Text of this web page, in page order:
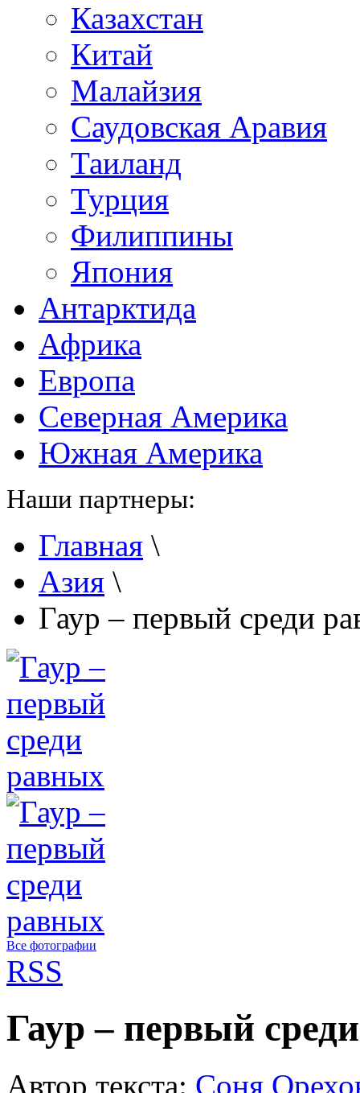
Казахстан
Китай
Малайзия
Саудовская Аравия
Таиланд
Турция
Филиппины
Япония
Антарктида
Африка
Европа
Северная Америка
Южная Америка
Наши партнеры:
Главная \
Азия \
Гаур – первый среди
Все фотографии
RSS
Гаур – первый
Автор текста: Соня